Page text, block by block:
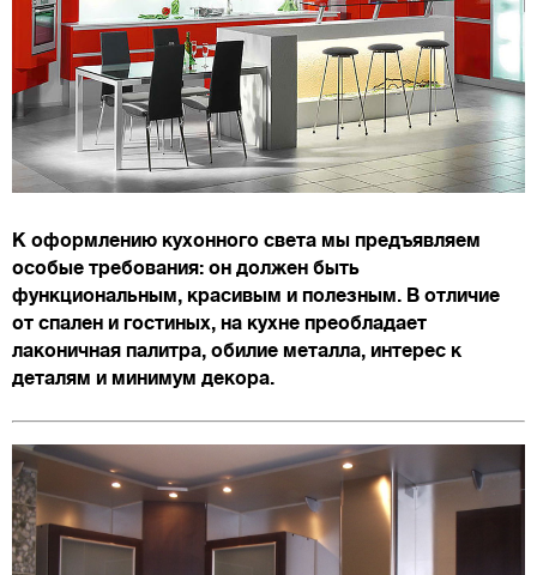
К оформлению кухонного света мы предъявляем
особые требования: он должен быть
функциональным, красивым и полезным. В отличие
от спален и гостиных, на кухне преобладает
лаконичная палитра, обилие металла, интерес к
деталям и минимум декора.